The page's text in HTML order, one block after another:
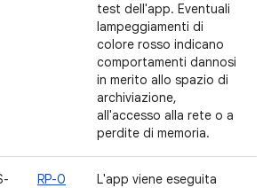
test dell'app. Eventuali
lampeggiamenti di
colore rosso indicano
comportamenti dannosi
in merito allo spazio di
archiviazione,
all'accesso alla rete o a
perdite di memoria.
RP-0
L'app viene eseguita